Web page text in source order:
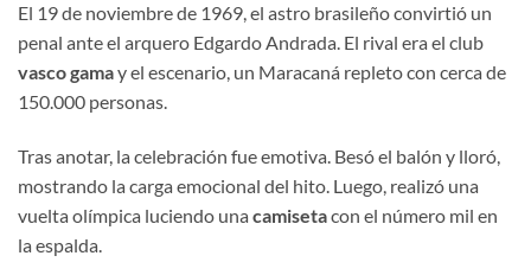
El 19 de noviembre de 1969, el astro brasileño convirtió un
penal ante el arquero Edgardo Andrada. El rival era el club
vasco gamay el escenario, un Maracaná repleto con cerca de
150.000 personas.
Tras anotar, la celebración fue emotiva. Besó el balón y lloró,
mostrando la carga emocional del hito. Luego, realizó una
vuelta olímpica luciendo una camisetacon el número mil en
la espalda.